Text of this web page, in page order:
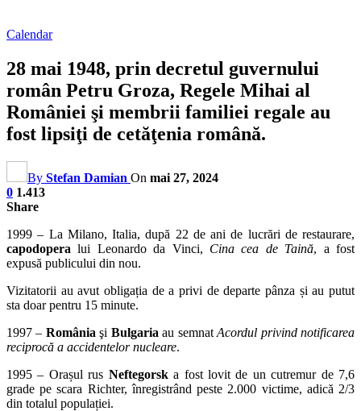
Calendar
28 mai 1948, prin decretul guvernului
român Petru Groza, Regele Mihai al
României şi membrii familiei regale au
fost lipsiţi de cetăţenia română.
By Stefan Damian On mai 27, 2024
0 1.413
Share
1999 – La Milano, Italia, după 22 de ani de lucrări de restaurare,
capodopera lui Leonardo da Vinci, Cina cea de Taină, a fost
expusă publicului din nou.
Vizitatorii au avut obligația de a privi de departe pânza și au putut
sta doar pentru 15 minute.
1997 – România şi Bulgaria au semnatAcordul privind notificarea
reciprocă a accidentelor nucleare.
1995 – Orașul rus Neftegorska fost lovit de un cutremur de 7,6
grade pe scara Richter, înregistrând peste 2.000 victime, adică 2/3
din totalul populației.